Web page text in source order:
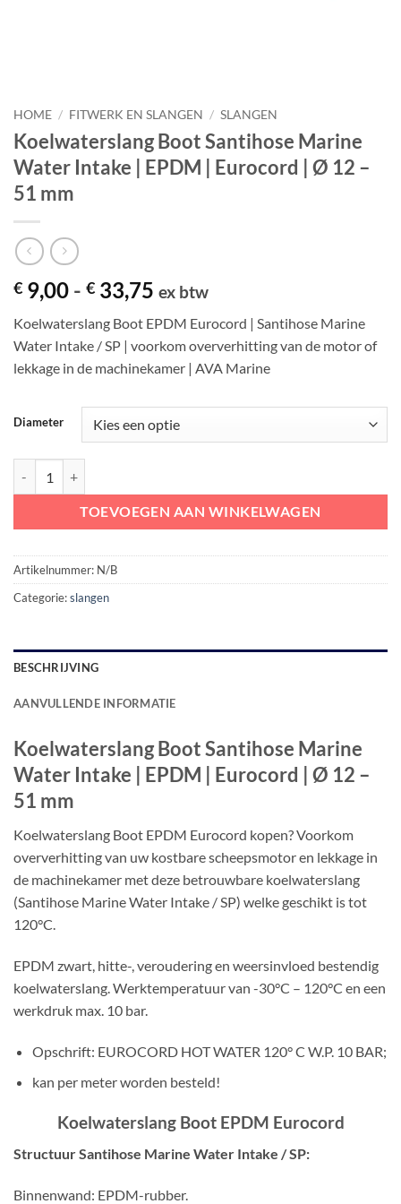
HOME / FITWERK EN SLANGEN / SLANGEN
Koelwaterslang Boot Santihose Marine
Water Intake | EPDM | Eurocord | Ø 12 –
51 mm
€ 9,00 - € 33,75 Prijsklasse:
tot
€ 33,75
ex btw
Koelwaterslang Boot EPDM Eurocord | Santihose Marine
Water Intake / SP | voorkom oververhitting van de motor of
lekkage in de machinekamer | AVA Marine
Diameter
TOEVOEGEN AAN WINKELWAGEN
Artikelnummer: N/B
Categorie:slangen
BESCHRIJVING
AANVULLENDE INFORMATIE
Koelwaterslang Boot Santihose Marine
Water Intake | EPDM | Eurocord | Ø 12 –
51 mm
Koelwaterslang Boot EPDM Eurocord kopen? Voorkom
oververhitting van uw kostbare scheepsmotor en lekkage in
de machinekamer met deze betrouwbare koelwaterslang
(Santihose Marine Water Intake / SP) welke geschikt is tot
120°C.
EPDM zwart, hitte-, veroudering en weersinvloed bestendig
koelwaterslang. Werktemperatuur van -30°C – 120°C en een
werkdruk max. 10 bar.
Opschrift: EUROCORD HOT WATER 120° C W.P. 10 BAR;
kan per meter worden besteld!
Koelwaterslang Boot EPDM Eurocord
Structuur Santihose Marine Water Intake / SP:
Binnenwand: EPDM-rubber.